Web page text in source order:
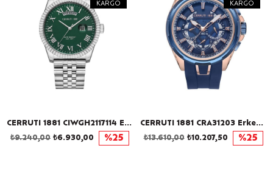
CERRUTI 1881 CIWGH2117114 Erkek Kol Saati
KARGO
₺6.930,00
₺9.240,00 %25
CERRUTI 1881 CRA31203 Erkek Kol Saati
KARGO
₺10.207,50
₺13.610,00 %25